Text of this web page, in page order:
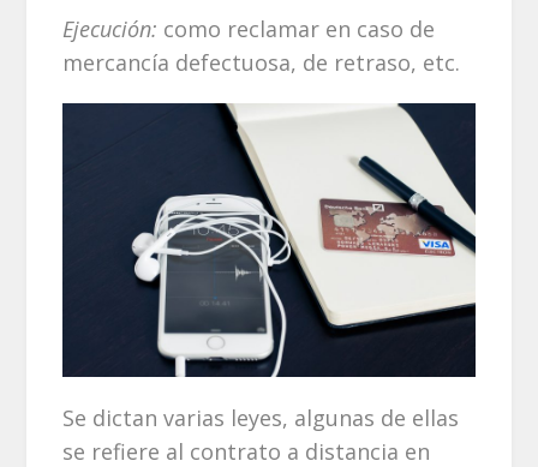
Ejecución: como reclamar en caso de
mercancía defectuosa, de retraso, etc.
Se dictan varias leyes, algunas de ellas
se refiere al contrato a distancia en